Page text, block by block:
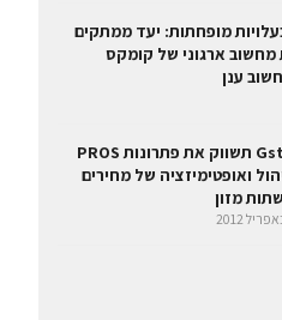
מופחתות: יעד ממתקים
ארגוני של קומקס
ענן
Gstat תשווק את פתרונות PROS
ואופטימיזציה של מחירים
מזון